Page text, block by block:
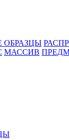
ОБРАЗЦЫ
МАССИВ